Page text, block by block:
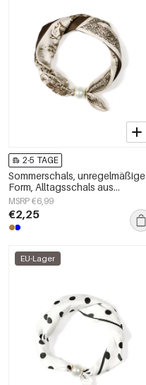
2-5 TAGE
Sommerschals, unregelmäßige
Form, Alltagsschals aus
Polyester, Accessoires für jeden
Tag
MSRP €6,99
€2,25
EU-Lager